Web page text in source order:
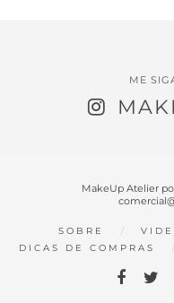
ME
MakeUp Atelier
SOBRE
DICAS DE COMPRAS